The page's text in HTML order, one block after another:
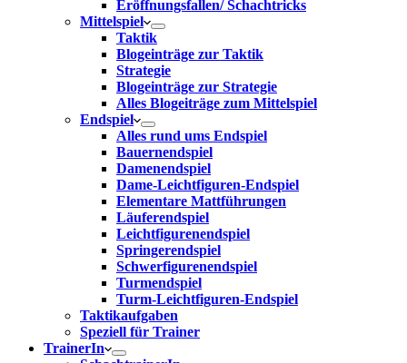
Eröffnungsfallen/ Schachtricks
Mittelspiel
Taktik
Blogeinträge zur Taktik
Strategie
Blogeinträge zur Strategie
Alles Blogeiträge zum Mittelspiel
Endspiel
Alles rund ums Endspiel
Bauernendspiel
Damenendspiel
Dame-Leichtfiguren-Endspiel
Elementare Mattführungen
Läuferendspiel
Leichtfigurenendspiel
Springerendspiel
Schwerfigurenendspiel
Turmendspiel
Turm-Leichtfiguren-Endspiel
Taktikaufgaben
Speziell für Trainer
TrainerIn